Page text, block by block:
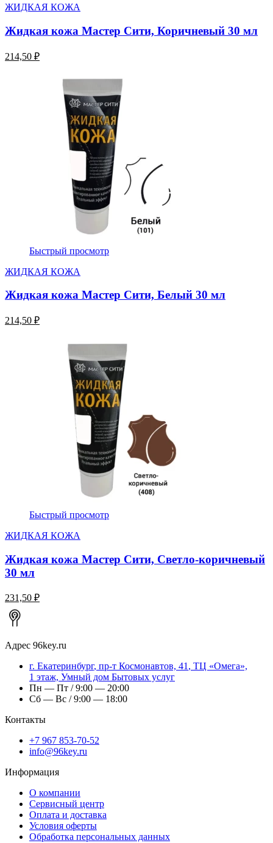
ЖИДКАЯ КОЖА
Жидкая кожа Мастер Сити, Коричневый 30 мл
214,50 ₽
Быстрый просмотр
ЖИДКАЯ КОЖА
Жидкая кожа Мастер Сити, Белый 30 мл
214,50 ₽
Быстрый просмотр
ЖИДКАЯ КОЖА
Жидкая кожа Мастер Сити, Светло-коричневый
30 мл
231,50 ₽
Адрес 96key.ru
г. Екатеринбург, пр-т Космонавтов, 41, ТЦ «Омега»,
1 этаж, Умный дом Бытовых услуг
Пн — Пт / 9:00 — 20:00
Сб — Вс / 9:00 — 18:00
Контакты
+7 967 853-70-52
info@96key.ru
Информация
О компании
Сервисный центр
Оплата и доставка
Условия оферты
Обработка персональных данных